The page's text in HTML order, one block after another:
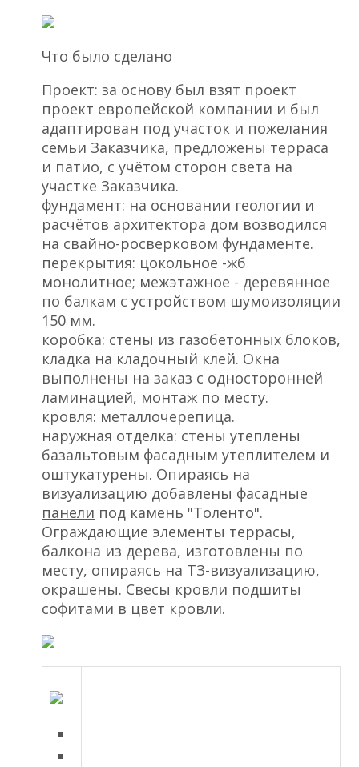
Что было сделано
Проект: за основу был взят проект
проект европейской компании и был
адаптирован под участок и пожелания
семьи Заказчика, предложены терраса
и патио, с учётом сторон света на
участке Заказчика.
фундамент: на основании геологии и
расчётов архитектора дом возводился
на свайно-росверковом фундаменте.
перекрытия: цокольное -жб
монолитное; межэтажное - деревянное
по балкам с устройством шумоизоляции
150 мм.
коробка: стены из газобетонных блоков,
кладка на кладочный клей. Окна
выполнены на заказ с односторонней
ламинацией, монтаж по месту.
кровля: металлочерепица.
наружная отделка: стены утеплены
базальтовым фасадным утеплителем и
оштукатурены. Опираясь на
визуализацию добавлены фасадные
панели под камень "Толенто".
Ограждающие элементы террасы,
балкона из дерева, изготовлены по
месту, опираясь на ТЗ-визуализацию,
окрашены. Свесы кровли подшиты
софитами в цвет кровли.